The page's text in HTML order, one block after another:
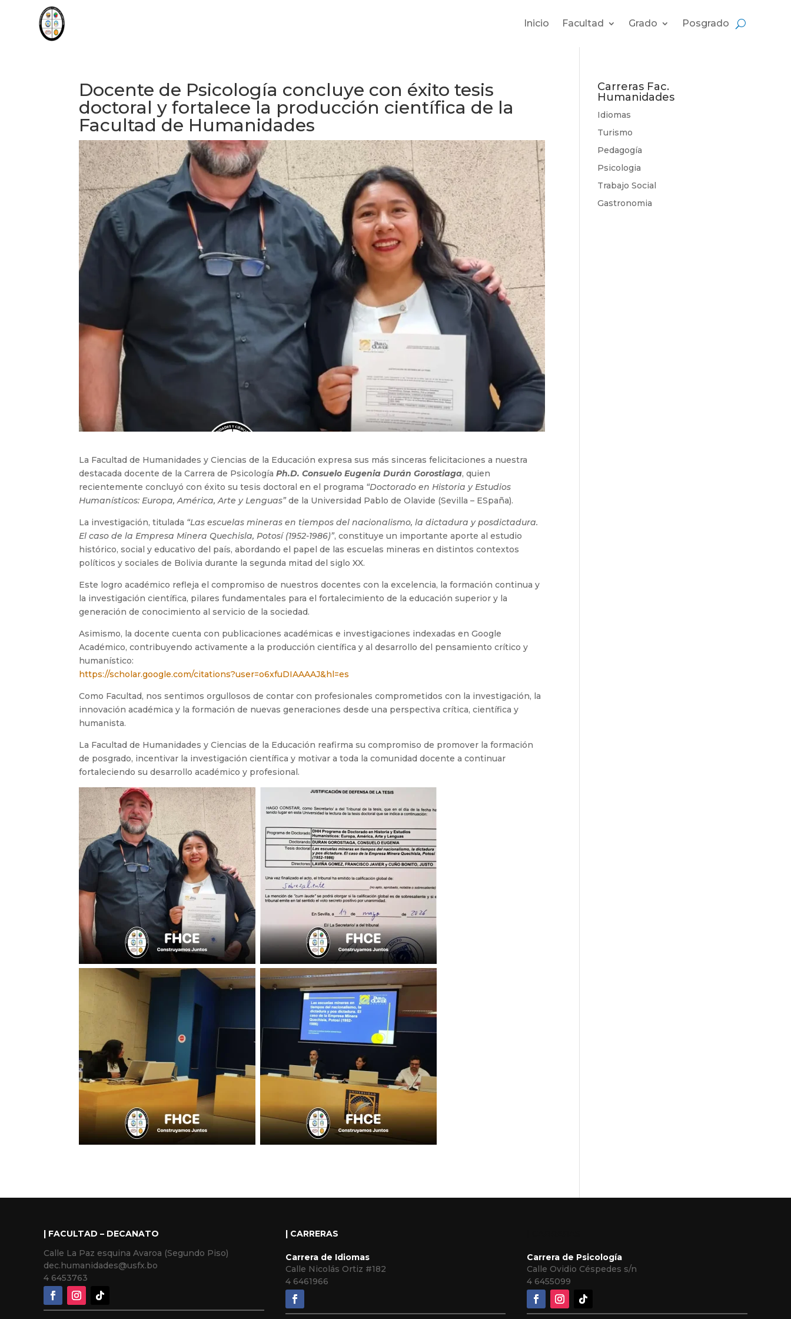
Inicio Facultad Grado Posgrado
Docente de Psicología concluye con éxito tesis
doctoral y fortalece la producción científica de la
Facultad de Humanidades
La Facultad de Humanidades y Ciencias de la Educación expresa sus más sinceras felicitaciones a nuestra
destacada docente de la Carrera de PsicologíaPh.D. Consuelo Eugenia Durán Gorostiaga, quien
recientemente concluyó con éxito su tesis doctoral en el programa “Doctorado en Historia y Estudios
Humanísticos: Europa, América, Arte y Lenguas”de la Universidad Pablo de Olavide (Sevilla – ESpaña).
La investigación, titulada “Las escuelas mineras en tiempos del nacionalismo, la dictadura y posdictadura.
El caso de la Empresa Minera Quechisla, Potosí (1952-1986)”, constituye un importante aporte al estudio
histórico, social y educativo del país, abordando el papel de las escuelas mineras en distintos contextos
políticos y sociales de Bolivia durante la segunda mitad del siglo XX.
Este logro académico refleja el compromiso de nuestros docentes con la excelencia, la formación continua y
la investigación científica, pilares fundamentales para el fortalecimiento de la educación superior y la
generación de conocimiento al servicio de la sociedad.
Asimismo, la docente cuenta con publicaciones académicas e investigaciones indexadas en Google
Académico, contribuyendo activamente a la producción científica y al desarrollo del pensamiento crítico y
humanístico:
https://scholar.google.com/citations?user=o6xfuDIAAAAJ&hl=es
Como Facultad, nos sentimos orgullosos de contar con profesionales comprometidos con la investigación, la
innovación académica y la formación de nuevas generaciones desde una perspectiva crítica, científica y
humanista.
La Facultad de Humanidades y Ciencias de la Educación reafirma su compromiso de promover la formación
de posgrado, incentivar la investigación científica y motivar a toda la comunidad docente a continuar
fortaleciendo su desarrollo académico y profesional.
Carreras Fac.
Humanidades
Idiomas
Turismo
Pedagogía
Psicologia
Trabajo Social
Gastronomia
| FACULTAD – DECANATO
Calle La Paz esquina Avaroa (Segundo Piso)
dec.humanidades@usfx.bo
4 6453763
| CARRERAS
Carrera de Idiomas
Calle Nicolás Ortiz #182
4 6461966
Carrera de Psicología
Calle Ovidio Céspedes s/n
4 6455099